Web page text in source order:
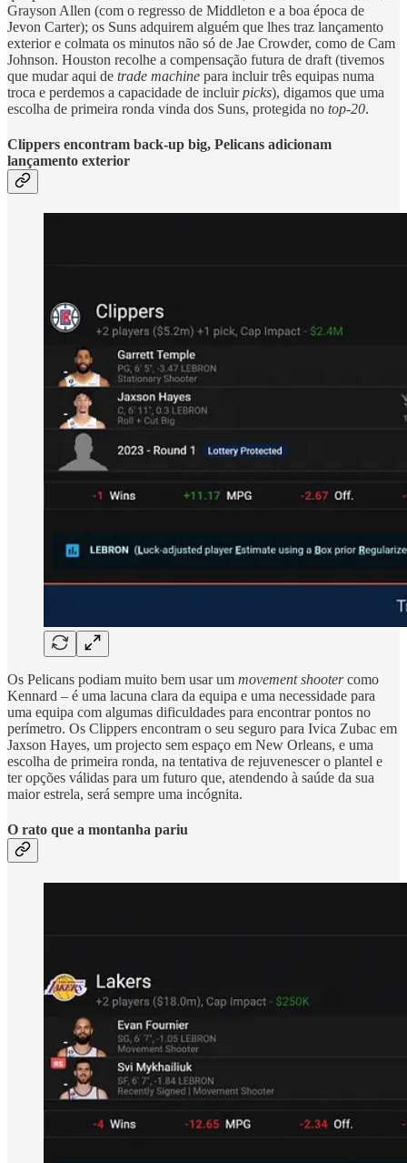
Grayson Allen (com o regresso de Middleton e a boa época de
Jevon Carter); os Suns adquirem alguém que lhes traz lançamento
exterior e colmata os minutos não só de Jae Crowder, como de Cam
Johnson. Houston recolhe a compensação futura de draft (tivemos
que mudar aqui de trade machine para incluir três equipas numa
troca e perdemos a capacidade de incluirpicks), digamos que uma
escolha de primeira ronda vinda dos Suns, protegida no top-20.
Clippers encontram back-up big, Pelicans adicionam
lançamento exterior
Os Pelicans podiam muito bem usar um movement shootercomo
Kennard – é uma lacuna clara da equipa e uma necessidade para
uma equipa com algumas dificuldades para encontrar pontos no
perímetro. Os Clippers encontram o seu seguro para Ivica Zubac em
Jaxson Hayes, um projecto sem espaço em New Orleans, e uma
escolha de primeira ronda, na tentativa de rejuvenescer o plantel e
ter opções válidas para um futuro que, atendendo à saúde da sua
maior estrela, será sempre uma incógnita.
O rato que a montanha pariu